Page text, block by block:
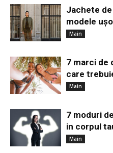
Jachete
modele
Main
7 marci de
care
Main
7 moduri
in corpul
Main